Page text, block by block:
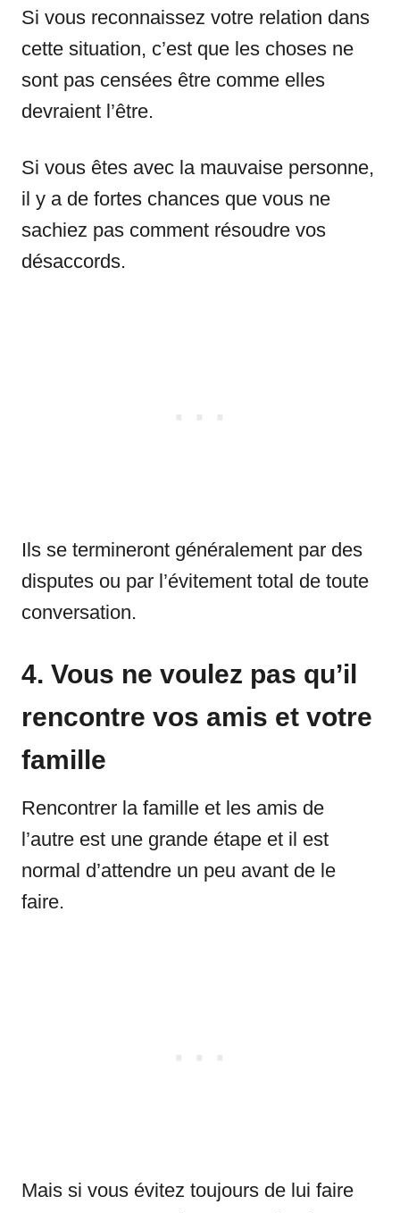
Si vous reconnaissez votre relation dans
cette situation, c’est que les choses ne
sont pas censées être comme elles
devraient l’être.
Si vous êtes avec la mauvaise personne,
il y a de fortes chances que vous ne
sachiez pas comment résoudre vos
désaccords.
Ils se termineront généralement par des
disputes ou par l’évitement total de toute
conversation.
4. Vous ne voulez pas qu’il
rencontre vos amis et votre
famille
Rencontrer la famille et les amis de
l’autre est une grande étape et il est
normal d’attendre un peu avant de le
faire.
Mais si vous évitez toujours de lui faire